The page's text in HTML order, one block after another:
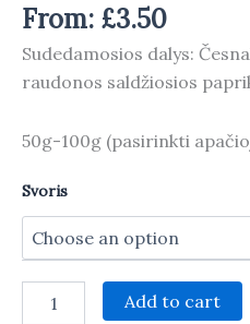
From: £3.50
Sudedamosios dalys:
raudonos saldžiosios
50g-100g (pasirinkti
Svoris
churi
Add to cart